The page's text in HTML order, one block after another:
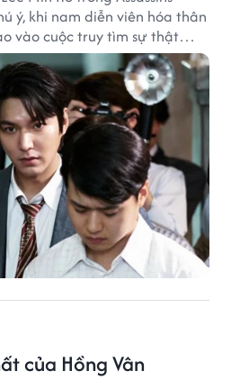
ý, khi nam diễn viên hóa thân
vào cuộc truy tìm sự thật
chấn động Hàn Quốc.
của Hồng Vân